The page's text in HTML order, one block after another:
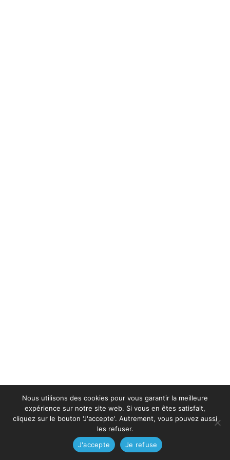
Nous utilisons des cookies pour vous garantir la meilleure
expérience sur notre site web. Si vous en êtes satisfait,
cliquez sur le bouton 'J'accepte'. Autrement, vous pouvez aussi
les refuser.
J'accepte
Je refuse